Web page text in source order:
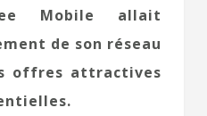
Mobile allait
de son réseau
offres attractives